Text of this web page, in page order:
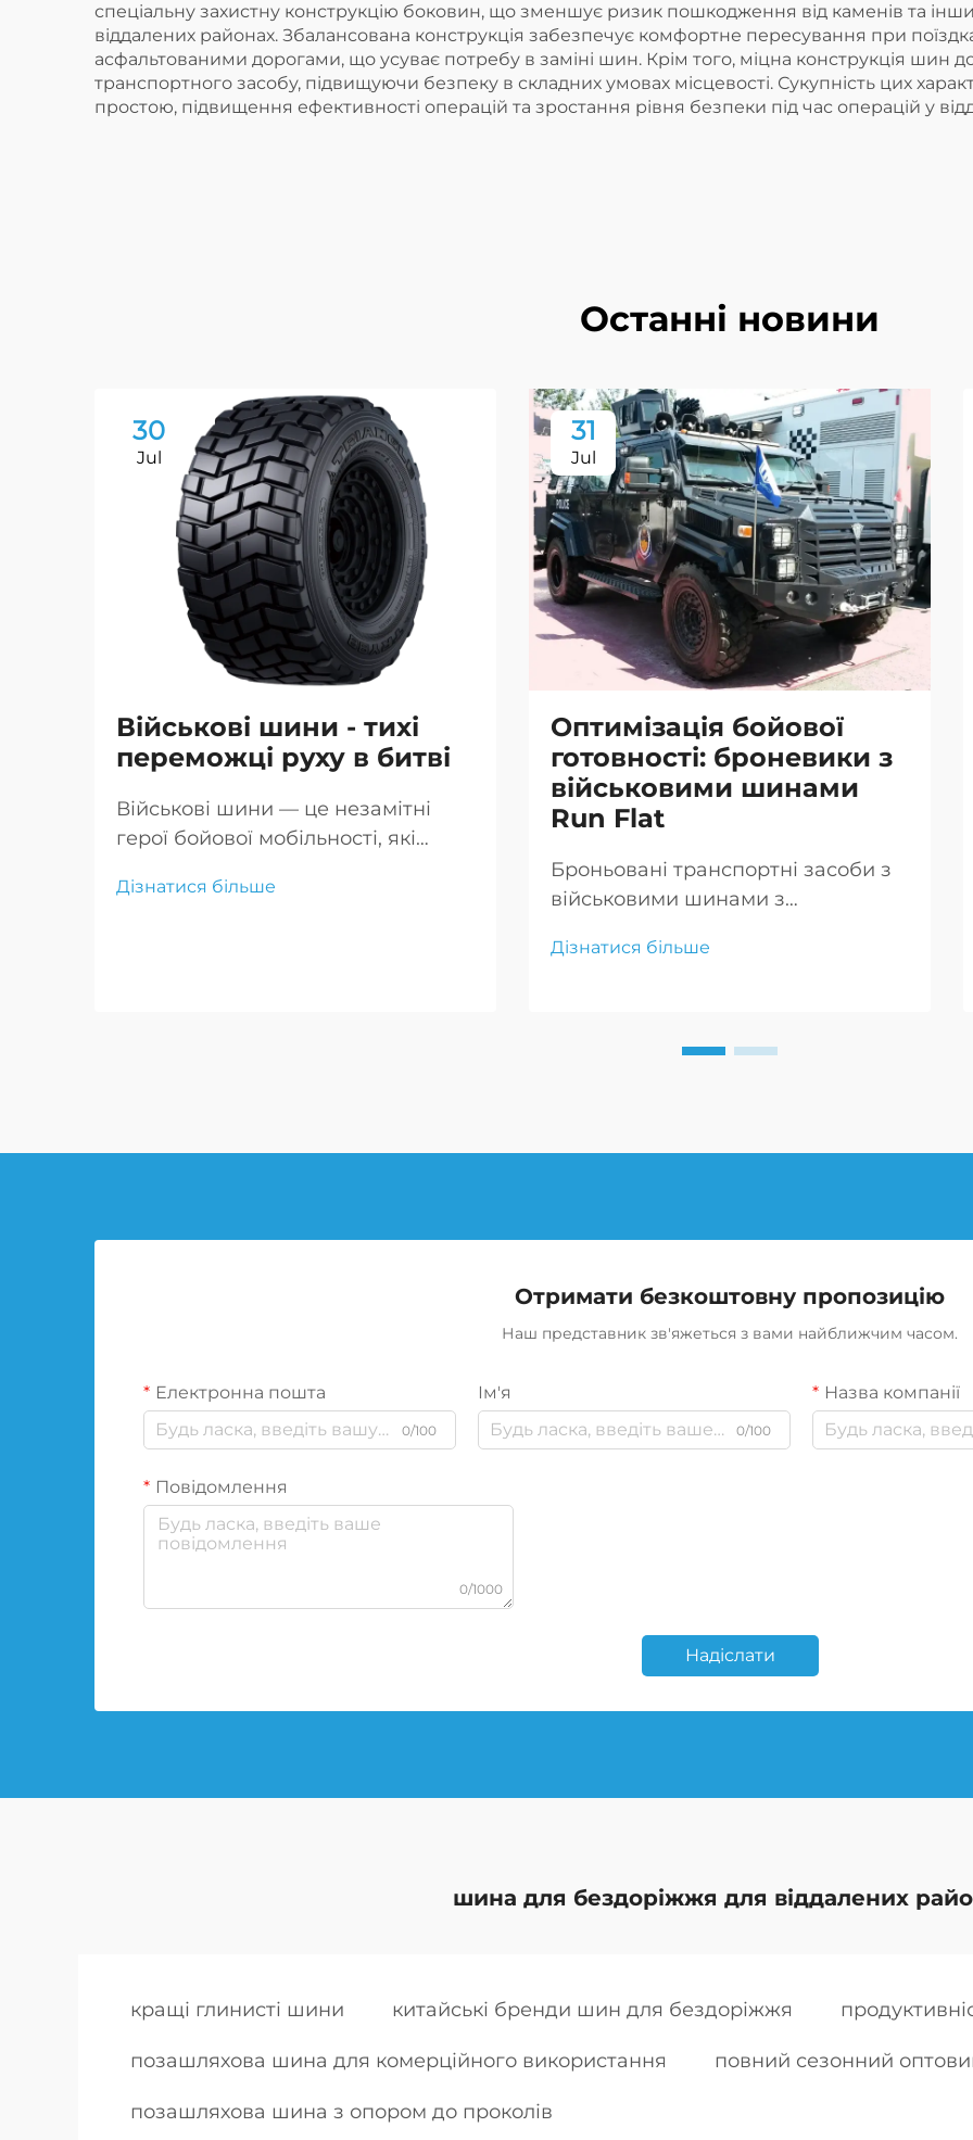
спеціальну захистну конструкцію боковин, що зменшує ризик пошкодження від каменів та
віддалених районах. Збалансована конструкція забезпечує комфортне пересування при
асфальтованими дорогами, що усуває потребу в заміні шин. Крім того, міцна конструкція шин
транспортного засобу, підвищуючи безпеку в складних умовах місцевості. Сукупність цих
простою, підвищення ефективності операцій та зростання рівня безпеки під час операцій у
Останні новини
30
Jul
Військові шини - тихі
переможці руху в битві
Військові шини — це незамітні
герої бойової мобільності, які
транспорту по складних теренах
Дізнатися більше
31
Jul
Оптимізація бойової
готовності: броневики з
військовими шинами
Run Flat
Броньовані транспортні засоби з
військовими шинами з
забезпечують безперервну
місії та безпеки екіпажу.
Дізнатися більше
Отримати безкоштовну пропозицію
Наш представник зв'яжеться з вами найближчим часом.
Електронна пошта
0/100
Ім'я
0/100
Назва компанії
Повідомлення
0/1000
Надіслати
шина для бездоріжжя для віддалених
кращі глинисті шини китайські бренди шин для бездоріжжя
позашляхова шина для комерційного використання повний сезонний
позашляхова шина з опором до проколів